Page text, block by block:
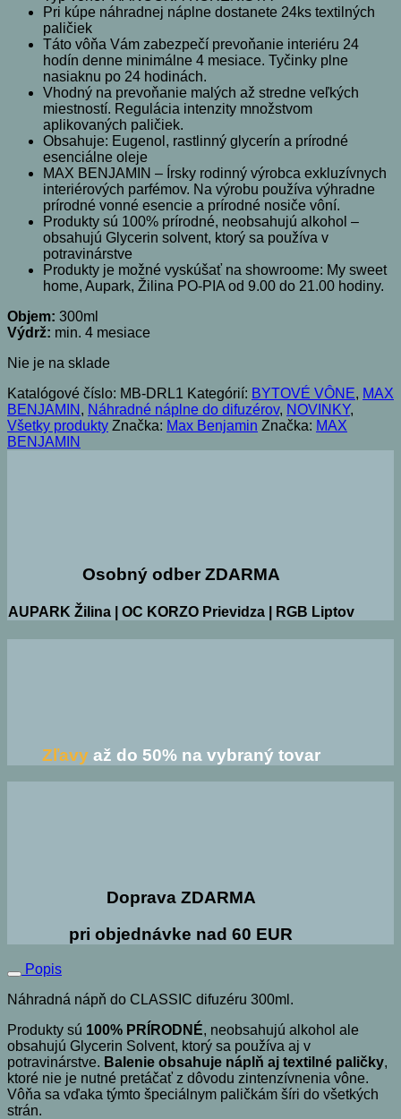
Pri kúpe náhradnej náplne dostanete 24ks textilných
paličiek
Táto vôňa Vám zabezpečí prevoňanie interiéru 24
hodín denne minimálne 4 mesiace. Tyčinky plne
nasiaknu po 24 hodinách.
Vhodný na prevoňanie malých až stredne veľkých
miestností. Regulácia intenzity množstvom
aplikovaných paličiek.
Obsahuje: Eugenol, rastlinný glycerín a prírodné
esenciálne oleje
MAX BENJAMIN – Írsky rodinný výrobca exkluzívnych
interiérových parfémov. Na výrobu používa výhradne
prírodné vonné esencie a prírodné nosiče vôní.
Produkty sú 100% prírodné, neobsahujú alkohol –
obsahujú Glycerin solvent, ktorý sa používa v
potravinárstve
Produkty je možné vyskúšať na showroome: My sweet
home, Aupark, Žilina PO-PIA od 9.00 do 21.00 hodiny.
Objem: 300ml
Výdrž: min. 4 mesiace
Nie je na sklade
Katalógové číslo: MB-DRL1 Kategórií: BYTOVÉ VÔNE, MAX
BENJAMIN , Náhradné náplne do difuzérov, NOVINKY,
Všetky produkty Značka: Max Benjamin Značka: MAX
BENJAMIN
Osobný odber ZDARMA
AUPARK Žilina | OC KORZO Prievidza | RGB Liptov
Zľavyaž do 50% na vybraný tovar
Doprava ZDARMA
pri objednávke nad 60 EUR
Popis
Náhradná nápň do CLASSIC difuzéru 300ml.
Produkty sú 100% PRÍRODNÉ, neobsahujú alkohol ale
obsahujú Glycerin Solvent, ktorý sa používa aj v
potravinárstve. Balenie obsahuje náplň aj textilné paličky,
ktoré nie je nutné pretáčať z dôvodu zintenzívnenia vône.
Vôňa sa vďaka týmto špeciálnym paličkám šíri do všetkých
strán.